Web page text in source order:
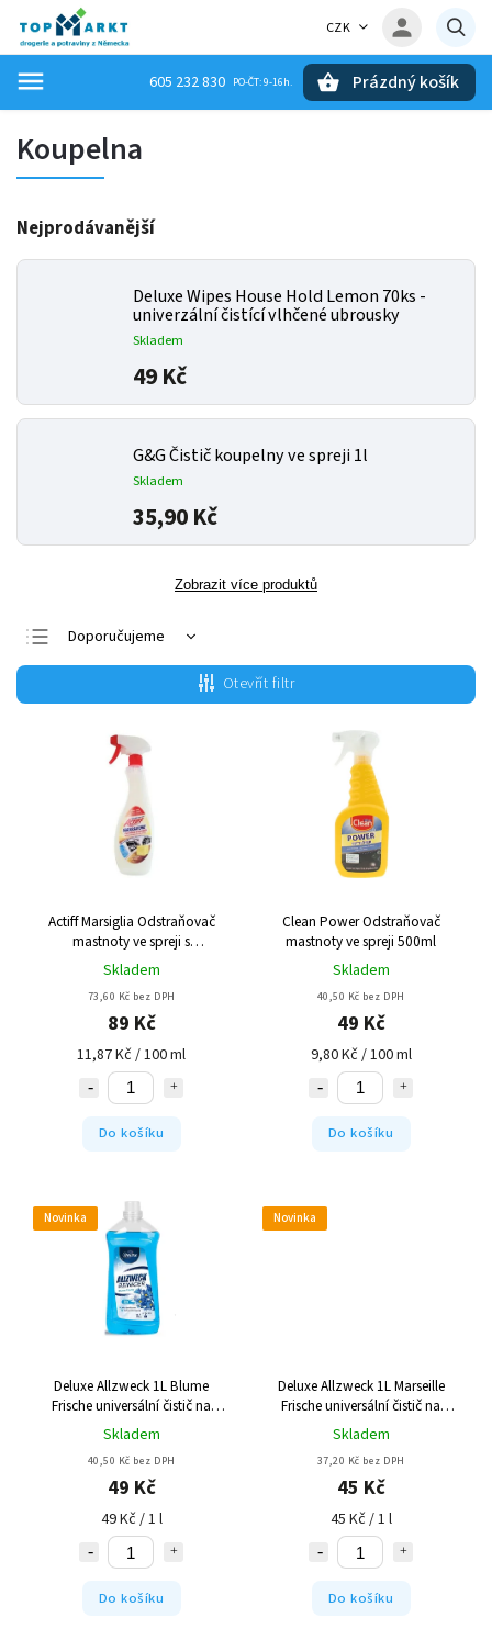
CZK
605 232 830 Prázdný košík
Koupelna
Nejprodávanější
Deluxe Wipes House Hold Lemon 70ks -
univerzální čistící vlhčené ubrousky
Skladem
49 Kč
G&G Čistič koupelny ve spreji 1l
Skladem
35,90 Kč
Zobrazit více produktů
Doporučujeme
Nejlevnější
Nejdražší
Nejprodávanější
Abecedně
Otevřít filtr
Actiff Marsiglia Odstraňovač
mastnoty ve spreji s
marseillským mýdlem 750ml
Skladem
73,60 Kč bez DPH
89 Kč
11,87 Kč / 100 ml
Do košíku
Clean Power Odstraňovač
mastnoty ve spreji 500ml
Skladem
40,50 Kč bez DPH
49 Kč
9,80 Kč / 100 ml
Do košíku
Novinka
Deluxe Allzweck 1L Blume
Frische universální čistič na
podlahy - modrý
Skladem
40,50 Kč bez DPH
49 Kč
49 Kč / 1 l
Do košíku
Novinka
Deluxe Allzweck 1L Marseille
Frische universální čistič na
Skladem
37,20 Kč bez DPH
45 Kč
45 Kč / 1 l
Do košíku